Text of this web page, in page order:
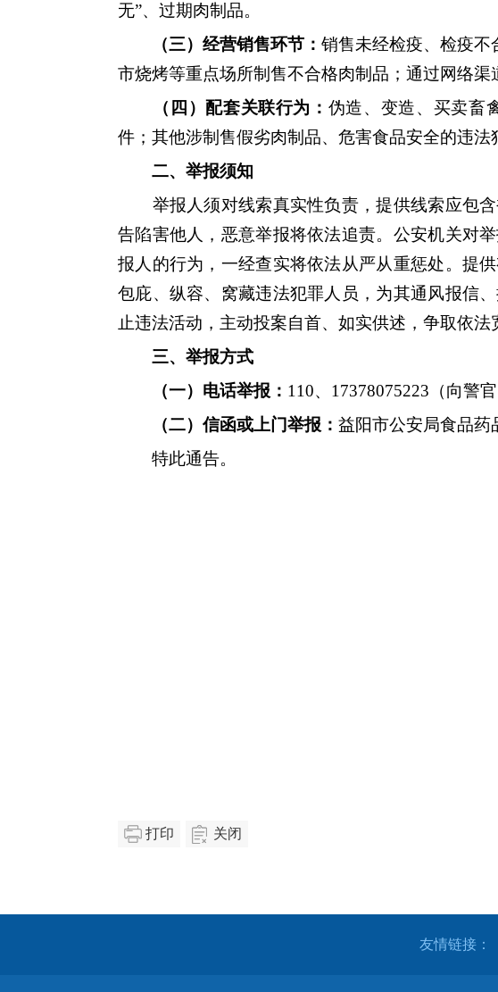
无”、过期肉制品。
（三）经营销售环节： 销售未经检疫、检疫不
市烧烤等重点场所制售不合格肉制品；通过网络
（四）配套关联行为： 伪造、变造、买卖畜
件；其他涉制售假劣肉制品、危害食品安全的违法
二、举报须知
举报人须对线索真实性负责，提供线索应包含
告陷害他人，恶意举报将依法追责。公安机关对
报人的行为，一经查实将依法从严从重惩处。提
包庇、纵容、窝藏违法犯罪人员，为其通风报信
止违法活动，主动投案自首、如实供述，争取依法
三、举报方式
（一）电话举报： 110、17378075223（向警官
（二）信函或上门举报： 益阳市公安局食品药
特此通告。
打印 关闭
友情链接：